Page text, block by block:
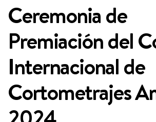
Ceremonia de
Premiación del
Internacional de
Cortometrajes